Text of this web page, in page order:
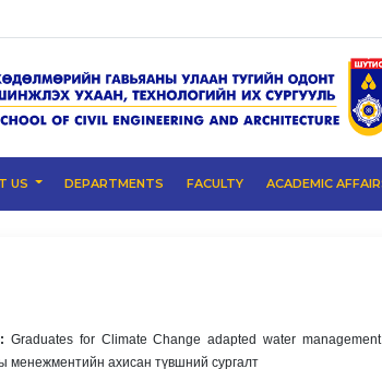
US DEPARTMENTS FACULTY ACADEMIC
Graduates for Climate Change adapted water
менежментийн ахисан түвшний сургалт